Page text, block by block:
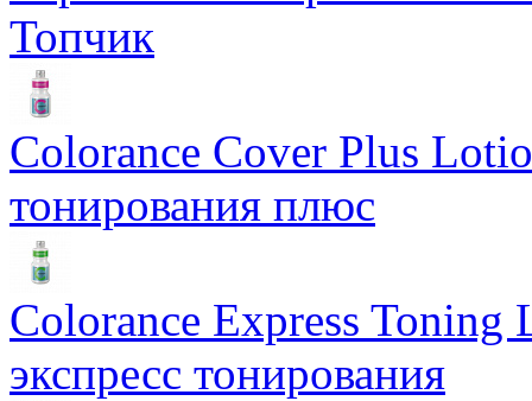
Топчик
Colorance Cover Plus
тонирования плюс
Colorance Express
экспресс тонирования